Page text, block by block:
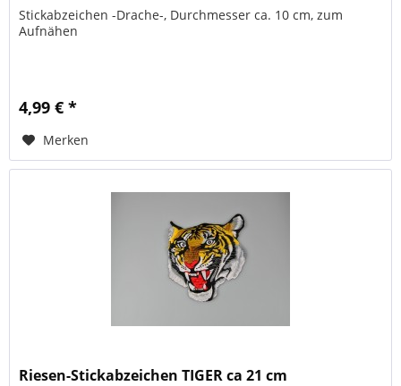
Stickabzeichen -Drache-, Durchmesser ca. 10 cm, zum
Aufnähen
4,99 € *
Merken
Riesen-Stickabzeichen TIGER ca 21 cm